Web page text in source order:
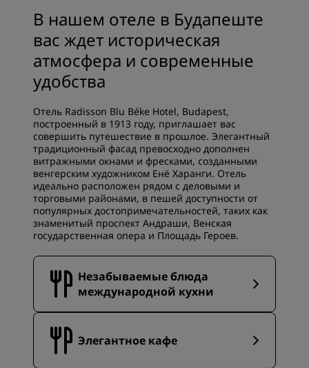
В нашем отеле в Будапеште
вас ждет историческая
атмосфера и современные
удобства
Отель Radisson Blu Béke Hotel, Budapest,
построенный в 1913 году, приглашает вас
совершить путешествие в прошлое. Элегантный
традиционный фасад превосходно дополнен
витражными окнами и фресками, созданными
венгерским художником Енё Харанги. Отель
идеально расположен рядом с деловыми и
торговыми районами, в пешей доступности от
популярных достопримечательностей, таких как
знаменитый проспект Андраши, Венская
государственная опера и Площадь Героев.
Незабываемые блюда
международной кухни
Элегантное кафе